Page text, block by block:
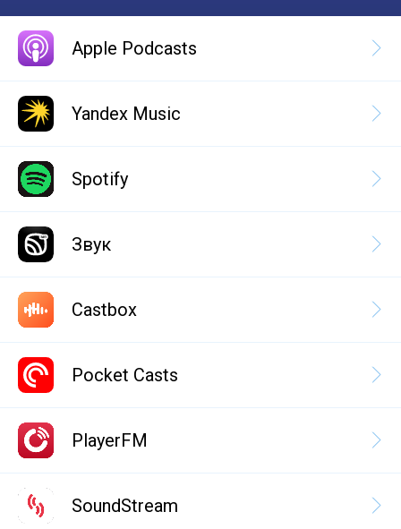
Apple Podcasts
Yandex Music
Spotify
Звук
Castbox
Pocket Casts
PlayerFM
SoundStream